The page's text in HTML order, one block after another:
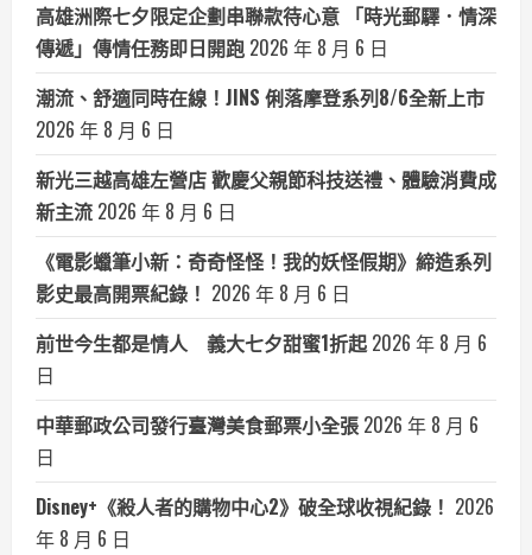
高雄洲際七夕限定企劃串聯款待心意 「時光郵驛．情深
傳遞」傳情任務即日開跑 2026 年 8 月 6 日
潮流、舒適同時在線！JINS 俐落摩登系列8/6全新上市
2026 年 8 月 6 日
新光三越高雄左營店 歡慶父親節科技送禮、體驗消費成
新主流 2026 年 8 月 6 日
《電影蠟筆小新：奇奇怪怪！我的妖怪假期》締造系列
影史最高開票紀錄！ 2026 年 8 月 6 日
前世今生都是情人 義大七夕甜蜜1折起 2026 年 8 月 6
日
中華郵政公司發行臺灣美食郵票小全張 2026 年 8 月 6
日
Disney+《殺人者的購物中心2》破全球收視紀錄！ 2026
年 8 月 6 日